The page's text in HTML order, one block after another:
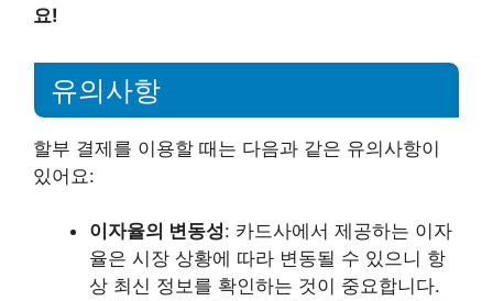
요!
유의사항
할부 결제를 이용할 때는 다음과 같은 유의사항이
있어요:
이자율의 변동성: 카드사에서 제공하는 이자
율은 시장 상황에 따라 변동될 수 있으니 항
상 최신 정보를 확인하는 것이 중요합니다.